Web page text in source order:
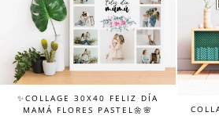
✨COLLAGE 30X40 FELIZ DÍA
MAMÁ FLORES PASTEL🌼🌸